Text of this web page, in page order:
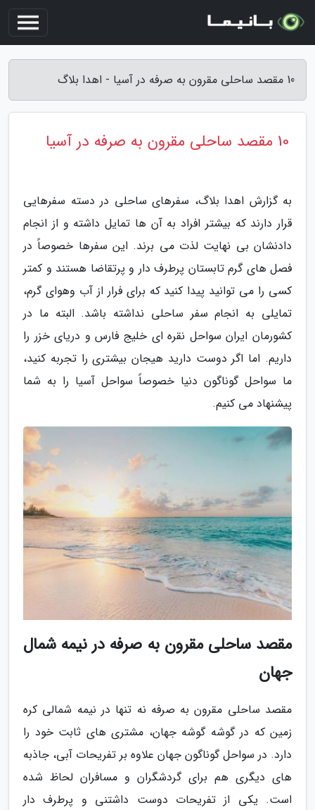
10 مقصد ساحلی مقرون به صرفه در آسیا - اهدا بلاگ
10 مقصد ساحلی مقرون به صرفه در آسیا
به گزارش اهدا بلاگ، سفرهای ساحلی در دسته سفرهایی
قرار دارند که بیشتر افراد به آن ها تمایل داشته و از انجام
دادنشان بی نهایت لذت می برند. این سفرها خصوصاً در
فصل های گرم تابستان پرطرف دار و پرتقاضا هستند و کمتر
کسی را می توانید پیدا کنید که برای فرار از آب وهوای گرم،
تمایلی به انجام سفر ساحلی نداشته باشد. البته ما در
کشورمان ایران سواحل نقره ای خلیج فارس و دریای خزر را
داریم. اما اگر دوست دارید هیجان بیشتری را تجربه کنید،
ما سواحل گوناگون دنیا خصوصاً سواحل آسیا را به شما
پیشنهاد می کنیم.
مقصد ساحلی مقرون به صرفه در نیمه شمال
جهان
مقصد ساحلی مقرون به صرفه نه تنها در نیمه شمالی کره
زمین که در گوشه گوشه جهان، مشتری های ثابت خود را
دارد. در سواحل گوناگون جهان علاوه بر تفریحات آبی، جاذبه
های دیگری هم برای گردشگران و مسافران لحاظ شده
است. یکی از تفریحات دوست داشتنی و پرطرف دار